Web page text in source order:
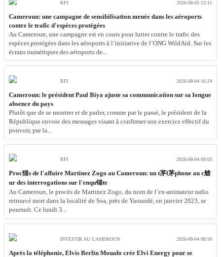
RFI 2026-08-05 12:11
Cameroun: une campagne de sensibilisation menée dans les aéroports
contre le trafic d'espèces protégées
Au Cameroun, une campagne est en cours pour lutter contre le trafic des
espèces protégées dans les aéroports à l’initiative de l’ONG WildAid. Sur les
écrans numériques des aéroports de...
RFI 2026-08-04 16:24
Cameroun: le président Paul Biya ajuste sa communication sur sa longue
absence du pays
Plutôt que de se montrer et de parler, comme par le passé, le président de la
République envoie des messages visant à confirmer son exercice effectif du
pouvoir, par la...
RFI 2026-08-04 09:03
Proc猫s de l'affaire Martinez Zogo au Cameroun: un t茅l茅phone au c艙
ur des interrogations sur l'enqu锚te
Au Cameroun, le procès de Martinez Zogo, du nom de l’ex-animateur radio
retrouvé mort dans la localité de Soa, près de Yaoundé, en janvier 2023, se
poursuit. Ce lundi 3...
INVESTIR AU CAMEROUN 2026-08-04 08:50
Après la téléphonie, Elvis Berlin Mouafo crée Elvi Energy pour se